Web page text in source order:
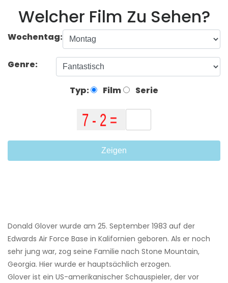
Welcher Film Zu Sehen?
Wochentag:
Genre:
Typ: Film Serie
Zeigen
Donald Glover wurde am 25. September 1983 auf der
Edwards Air Force Base in Kalifornien geboren. Als er noch
sehr jung war, zog seine Familie nach Stone Mountain,
Georgia. Hier wurde er hauptsächlich erzogen.
Glover ist ein US-amerikanischer Schauspieler, der vor